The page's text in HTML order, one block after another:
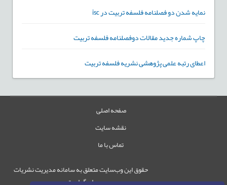
نمایه شدن دو فصلنامه فلسفه تربیت در isc‎
چاپ شماره جدید مقالات دوفصلنامه فلسفه تربیت
اعطای رتبه علمی پژوهشی نشریه فلسفه تربیت
صفحه اصلی
نقشه سایت
تماس با ما
حقوق این وب‌سایت متعلق به سامانه مدیریت نشریات
رایمگ است.